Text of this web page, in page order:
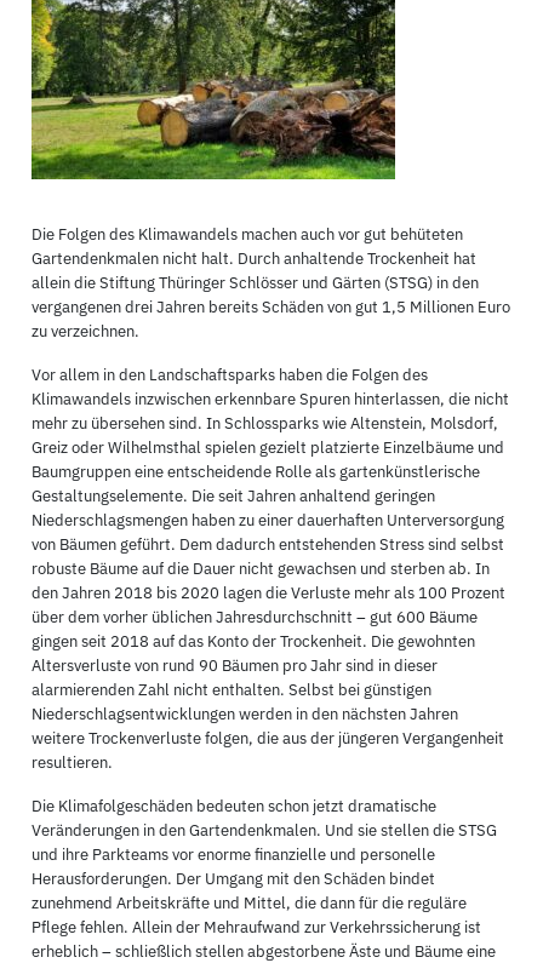
Die Folgen des Klimawandels machen auch vor gut behüteten
Gartendenkmalen nicht halt. Durch anhaltende Trockenheit hat
allein die Stiftung Thüringer Schlösser und Gärten (STSG) in den
vergangenen drei Jahren bereits Schäden von gut 1,5 Millionen Euro
zu verzeichnen.
Vor allem in den Landschaftsparks haben die Folgen des
Klimawandels inzwischen erkennbare Spuren hinterlassen, die nicht
mehr zu übersehen sind. In Schlossparks wie Altenstein, Molsdorf,
Greiz oder Wilhelmsthal spielen gezielt platzierte Einzelbäume und
Baumgruppen eine entscheidende Rolle als gartenkünstlerische
Gestaltungselemente. Die seit Jahren anhaltend geringen
Niederschlagsmengen haben zu einer dauerhaften Unterversorgung
von Bäumen geführt. Dem dadurch entstehenden Stress sind selbst
robuste Bäume auf die Dauer nicht gewachsen und sterben ab. In
den Jahren 2018 bis 2020 lagen die Verluste mehr als 100 Prozent
über dem vorher üblichen Jahresdurchschnitt – gut 600 Bäume
gingen seit 2018 auf das Konto der Trockenheit. Die gewohnten
Altersverluste von rund 90 Bäumen pro Jahr sind in dieser
alarmierenden Zahl nicht enthalten. Selbst bei günstigen
Niederschlagsentwicklungen werden in den nächsten Jahren
weitere Trockenverluste folgen, die aus der jüngeren Vergangenheit
resultieren.
Die Klimafolgeschäden bedeuten schon jetzt dramatische
Veränderungen in den Gartendenkmalen. Und sie stellen die STSG
und ihre Parkteams vor enorme finanzielle und personelle
Herausforderungen. Der Umgang mit den Schäden bindet
zunehmend Arbeitskräfte und Mittel, die dann für die reguläre
Pflege fehlen. Allein der Mehraufwand zur Verkehrssicherung ist
erheblich – schließlich stellen abgestorbene Äste und Bäume eine